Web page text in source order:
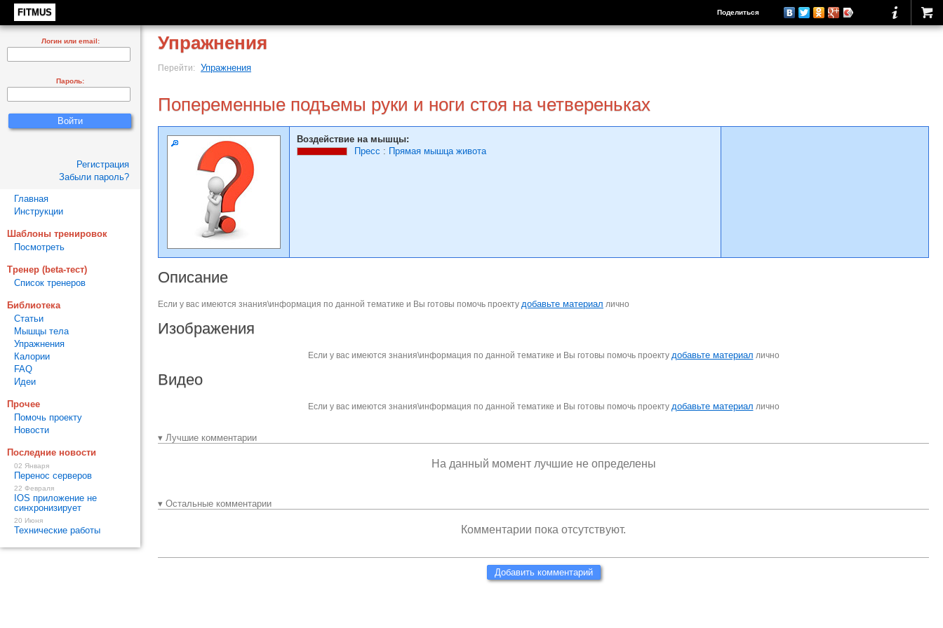
FITMUS Поделиться
Упражнения
Перейти: Упражнения
Попеременные подъемы руки и ноги стоя на четвереньках
Воздействие на мышцы:
Пресс : Прямая мышца живота
Описание
Если у вас имеются знания\информация по данной тематике и Вы готовы помочь проекту добавьте материал лично
Изображения
Если у вас имеются знания\информация по данной тематике и Вы готовы помочь проекту добавьте материал лично
Видео
Если у вас имеются знания\информация по данной тематике и Вы готовы помочь проекту добавьте материал лично
▾ Лучшие комментарии
На данный момент лучшие не определены
▾ Остальные комментарии
Комментарии пока отсутствуют.
Добавить комментарий
Логин или email:
Пароль:
Регистрация
Забыли пароль?
Главная
Инструкции
Шаблоны тренировок
Посмотреть
Тренер (beta-тест)
Список тренеров
Библиотека
Статьи
Мышцы тела
Упражнения
Калории
FAQ
Идеи
Прочее
Помочь проекту
Новости
Последние новости
02 Января
Перенос серверов
22 Февраля
IOS приложение не
синхронизирует
20 Июня
Технические работы